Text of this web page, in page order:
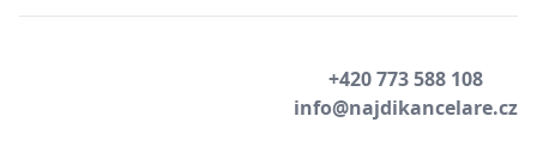
+420 773 588 108
info@najdikancelare.cz